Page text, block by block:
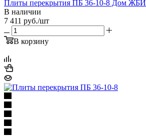
Плиты перекрытия ПБ 36-10-8 Дом ЖБИ
В наличии
7 411 руб./шт
В корзину